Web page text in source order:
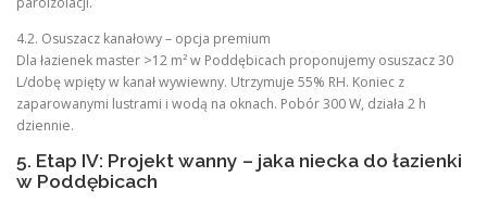
4.2. Osuszacz kanałowy – opcja premium
Dla łazienek master >12 m² w Poddębicach proponujemy osuszacz 30
L/dobę wpięty w kanał wywiewny. Utrzymuje 55% RH. Koniec z
zaparowanymi lustrami i wodą na oknach. Pobór 300 W, działa 2 h
dziennie.
5. Etap IV: Projekt wanny – jaka niecka do łazienki
w Poddębicach